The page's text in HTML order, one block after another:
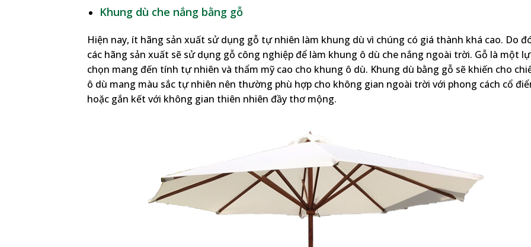
Khung dù che nắng bằng gỗ
Hiện nay, ít hãng sản xuất sử dụng gỗ tự nhiên làm khung dù vì chúng có giá thành khá cao. Do
các hãng sản xuất sẽ sử dụng gỗ công nghiệp để làm khung ô dù che nắng ngoài trời. Gỗ là một
chọn mang đến tính tự nhiên và thẩm mỹ cao cho khung ô dù. Khung dù bằng gỗ sẽ khiến cho
ô dù mang màu sắc tự nhiên nên thường phù hợp cho không gian ngoài trời với phong cách cổ
hoặc gắn kết với không gian thiên nhiên đầy thơ mộng.